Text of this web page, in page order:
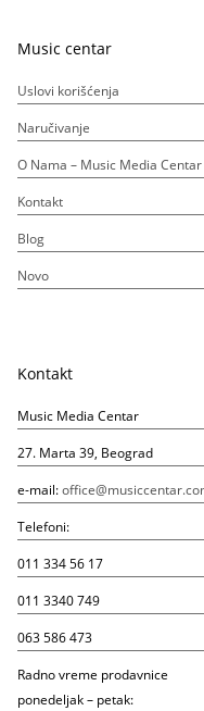
Music centar
Uslovi korišćenja
Naručivanje
O Nama – Music Media
Kontakt
Blog
Novo
Kontakt
Music Media Centar
27. Marta 39, Beograd
e-mail:
Telefoni:
011 334 56 17
011 3340 749
063 586 473
Radno vreme prodavnice
ponedeljak – petak: